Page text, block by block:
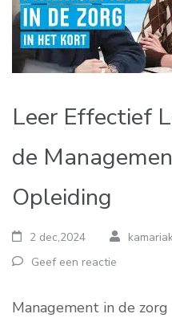
Leer Effectief
de
Opleiding
2 dec,2024
Geef een reactie
Management in de